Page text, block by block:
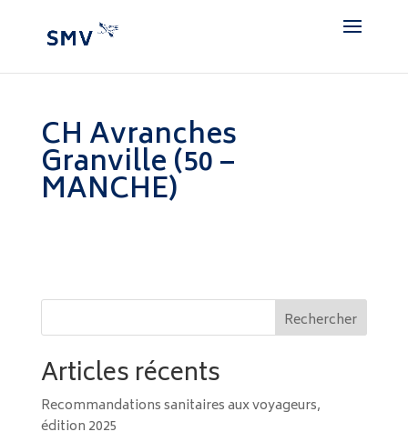
CH Avranches
Granville (50 –
MANCHE)
Rechercher
Articles récents
Recommandations sanitaires aux voyageurs,
édition 2025